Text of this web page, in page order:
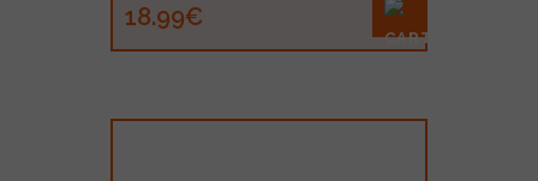
18.99€